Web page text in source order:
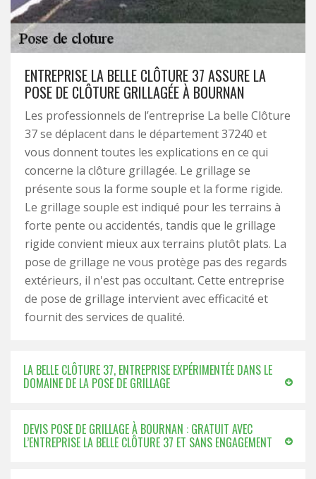
ENTREPRISE LA BELLE CLÔTURE 37 ASSURE LA
POSE DE CLÔTURE GRILLAGÉE À BOURNAN
Les professionnels de l’entreprise La belle Clôture
37 se déplacent dans le département 37240 et
vous donnent toutes les explications en ce qui
concerne la clôture grillagée. Le grillage se
présente sous la forme souple et la forme rigide.
Le grillage souple est indiqué pour les terrains à
forte pente ou accidentés, tandis que le grillage
rigide convient mieux aux terrains plutôt plats. La
pose de grillage ne vous protège pas des regards
extérieurs, il n'est pas occultant. Cette entreprise
de pose de grillage intervient avec efficacité et
fournit des services de qualité.
LA BELLE CLÔTURE 37, ENTREPRISE EXPÉRIMENTÉE DANS LE
DOMAINE DE LA POSE DE GRILLAGE
DEVIS POSE DE GRILLAGE À BOURNAN : GRATUIT AVEC
L’ENTREPRISE LA BELLE CLÔTURE 37 ET SANS ENGAGEMENT